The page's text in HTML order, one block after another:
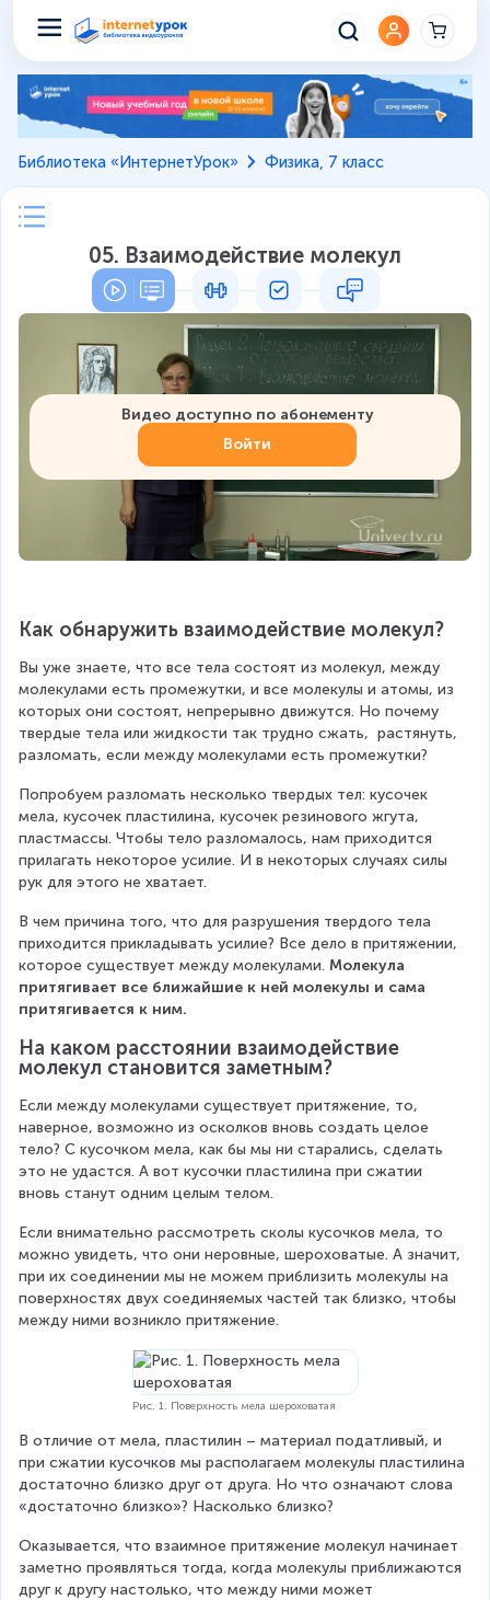
Библиотека «ИнтернетУрок» Физика, 7 класс
05. Взаимодействие молекул
Видео доступно по абонементу
Войти
Как обнаружить взаимодействие молекул?
Вы уже знаете, что все тела состоят из молекул, между
молекулами есть промежутки, и все молекулы и атомы, из
которых они состоят, непрерывно движутся. Но почему
твердые тела или жидкости так трудно сжать,  растянуть,
разломать, если между молекулами есть промежутки?
Попробуем разломать несколько твердых тел: кусочек
мела, кусочек пластилина, кусочек резинового жгута,
пластмассы. Чтобы тело разломалось, нам приходится
прилагать некоторое усилие. И в некоторых случаях силы
рук для этого не хватает.
В чем причина того, что для разрушения твердого тела
приходится прикладывать усилие? Все дело в притяжении,
которое существует между молекулами. Молекула
притягивает все ближайшие к ней молекулы и сама
притягивается к ним.
На каком расстоянии взаимодействие
молекул становится заметным?
Если между молекулами существует притяжение, то,
наверное, возможно из осколков вновь создать целое
тело? С кусочком мела, как бы мы ни старались, сделать
это не удастся. А вот кусочки пластилина при сжатии
вновь станут одним целым телом.
Если внимательно рассмотреть сколы кусочков мела, то
можно увидеть, что они неровные, шероховатые. А значит,
при их соединении мы не можем приблизить молекулы на
поверхностях двух соединяемых частей так близко, чтобы
между ними возникло притяжение.
Рис. 1. Поверхность мела шероховатая
В отличие от мела, пластилин – материал податливый, и
при сжатии кусочков мы располагаем молекулы пластилина
достаточно близко друг от друга. Но что означают слова
«достаточно близко»? Насколько близко?
Оказывается, что взаимное притяжение молекул начинает
заметно проявляться тогда, когда молекулы приближаются
друг к другу настолько, что между ними может